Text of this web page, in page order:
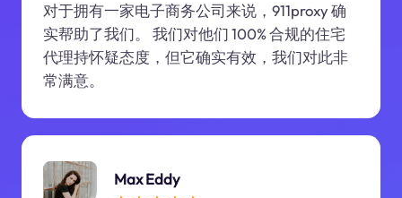
对于拥有一家电子商务公司来说，911proxy 确
实帮助了我们。 我们对他们 100% 合规的住宅
代理持怀疑态度，但它确实有效，我们对此非
常满意。
Max Eddy